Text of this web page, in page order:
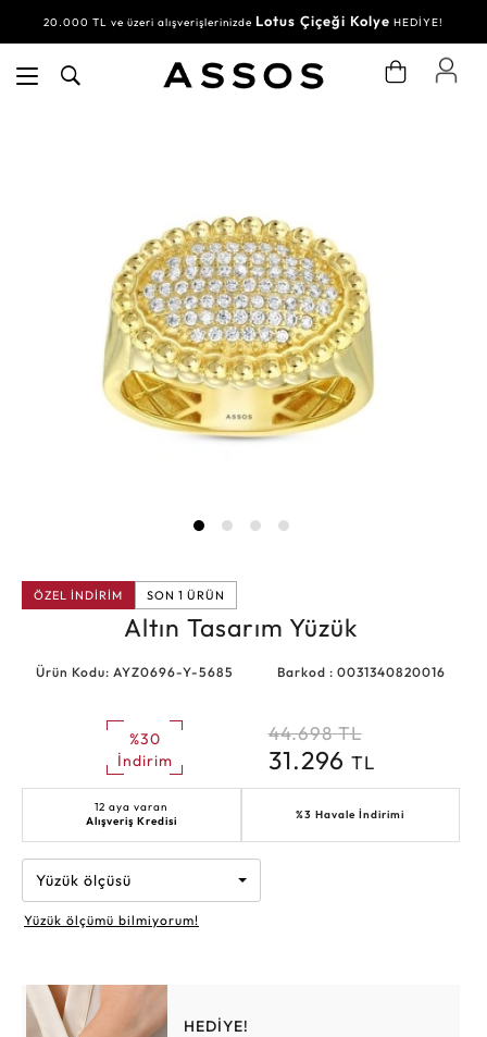
20.000 TL ve üzeri alışverişlerinizde Lotus Çiçeği Kolye HEDİYE!
ÖZEL İNDİRİM SON 1 ÜRÜN
Altın Tasarım Yüzük
Ürün Kodu: AYZ0696-Y-5685 Barkod : 0031340820016
%30
İndirim
44.698 TL
31.296 TL
12 aya varan
Alışveriş Kredisi
%3 Havale İndirimi
Yüzük ölçüsü
Yüzük ölçümü bilmiyorum!
HEDİYE!